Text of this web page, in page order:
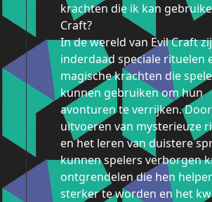
krachten die ik kan
Craft?
In de wereld van Evil Craft
inderdaad speciale rituelen
magische krachten die
kunnen gebruiken om hun
avonturen te verrijken.
uitvoeren van mysterieuze
en het leren van duistere
kunnen spelers verborgen
ontgrendelen die hen
sterker te worden en het